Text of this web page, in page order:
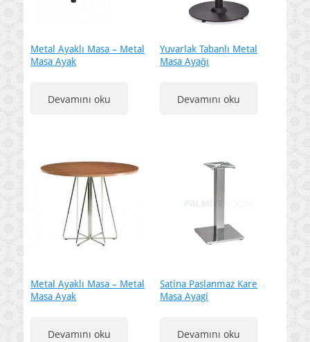
Metal Ayaklı Masa – Metal
Masa Ayak
Devamını oku
Yuvarlak Tabanlı Metal
Masa Ayağı
Devamını oku
Metal Ayaklı Masa – Metal
Masa Ayak
Devamını oku
Satina Paslanmaz Kare
Masa Ayagi
Devamını oku